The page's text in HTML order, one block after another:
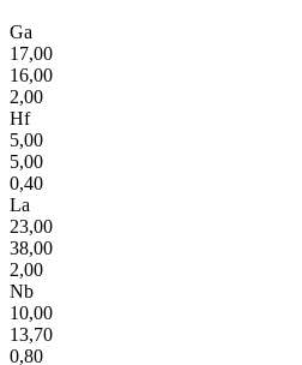
Ga
17,00
16,00
2,00
Hf
5,00
5,00
0,40
La
23,00
38,00
2,00
Nb
10,00
13,70
0,80